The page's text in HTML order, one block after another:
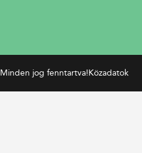
Minden jog fenntartva!Közadatok